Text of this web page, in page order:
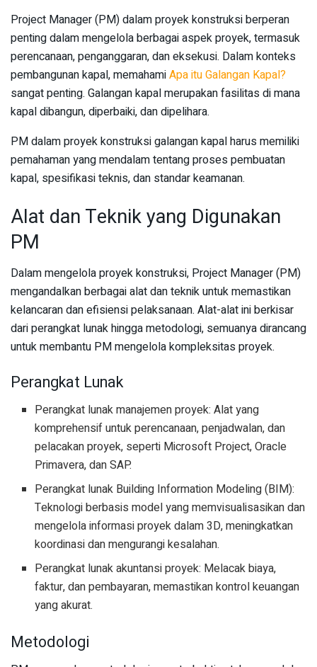
Project Manager (PM) dalam proyek konstruksi berperan
penting dalam mengelola berbagai aspek proyek, termasuk
perencanaan, penganggaran, dan eksekusi. Dalam konteks
pembangunan kapal, memahamiApa itu Galangan Kapal?
sangat penting. Galangan kapal merupakan fasilitas di mana
kapal dibangun, diperbaiki, dan dipelihara.
PM dalam proyek konstruksi galangan kapal harus memiliki
pemahaman yang mendalam tentang proses pembuatan
kapal, spesifikasi teknis, dan standar keamanan.
Alat dan Teknik yang Digunakan
PM
Dalam mengelola proyek konstruksi, Project Manager (PM)
mengandalkan berbagai alat dan teknik untuk memastikan
kelancaran dan efisiensi pelaksanaan. Alat-alat ini berkisar
dari perangkat lunak hingga metodologi, semuanya dirancang
untuk membantu PM mengelola kompleksitas proyek.
Perangkat Lunak
Perangkat lunak manajemen proyek: Alat yang
komprehensif untuk perencanaan, penjadwalan, dan
pelacakan proyek, seperti Microsoft Project, Oracle
Primavera, dan SAP.
Perangkat lunak Building Information Modeling (BIM):
Teknologi berbasis model yang memvisualisasikan dan
mengelola informasi proyek dalam 3D, meningkatkan
koordinasi dan mengurangi kesalahan.
Perangkat lunak akuntansi proyek: Melacak biaya,
faktur, dan pembayaran, memastikan kontrol keuangan
yang akurat.
Metodologi